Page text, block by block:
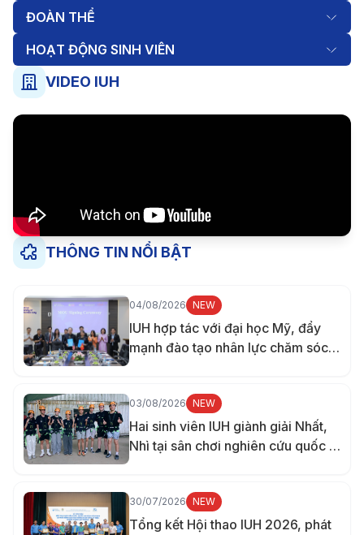
ĐOÀN THỂ
HOẠT ĐỘNG SINH VIÊN
VIDEO IUH
THÔNG TIN NỔI BẬT
04/08/2026 NEW
IUH hợp tác với đại học Mỹ, đẩy
mạnh đào tạo nhân lực chăm sóc
sức khỏe
03/08/2026 NEW
Hai sinh viên IUH giành giải Nhất,
Nhì tại sân chơi nghiên cứu quốc tế
ở Đài Loan
30/07/2026 NEW
Tổng kết Hội thao IUH 2026, phát